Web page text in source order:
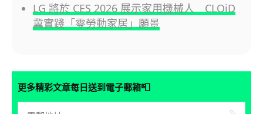
LG 將於 CES 2026 展示家用機械人 CLOiD
冀實踐「零勞動家居」願景
更多精彩文章每日送到電子郵箱📮